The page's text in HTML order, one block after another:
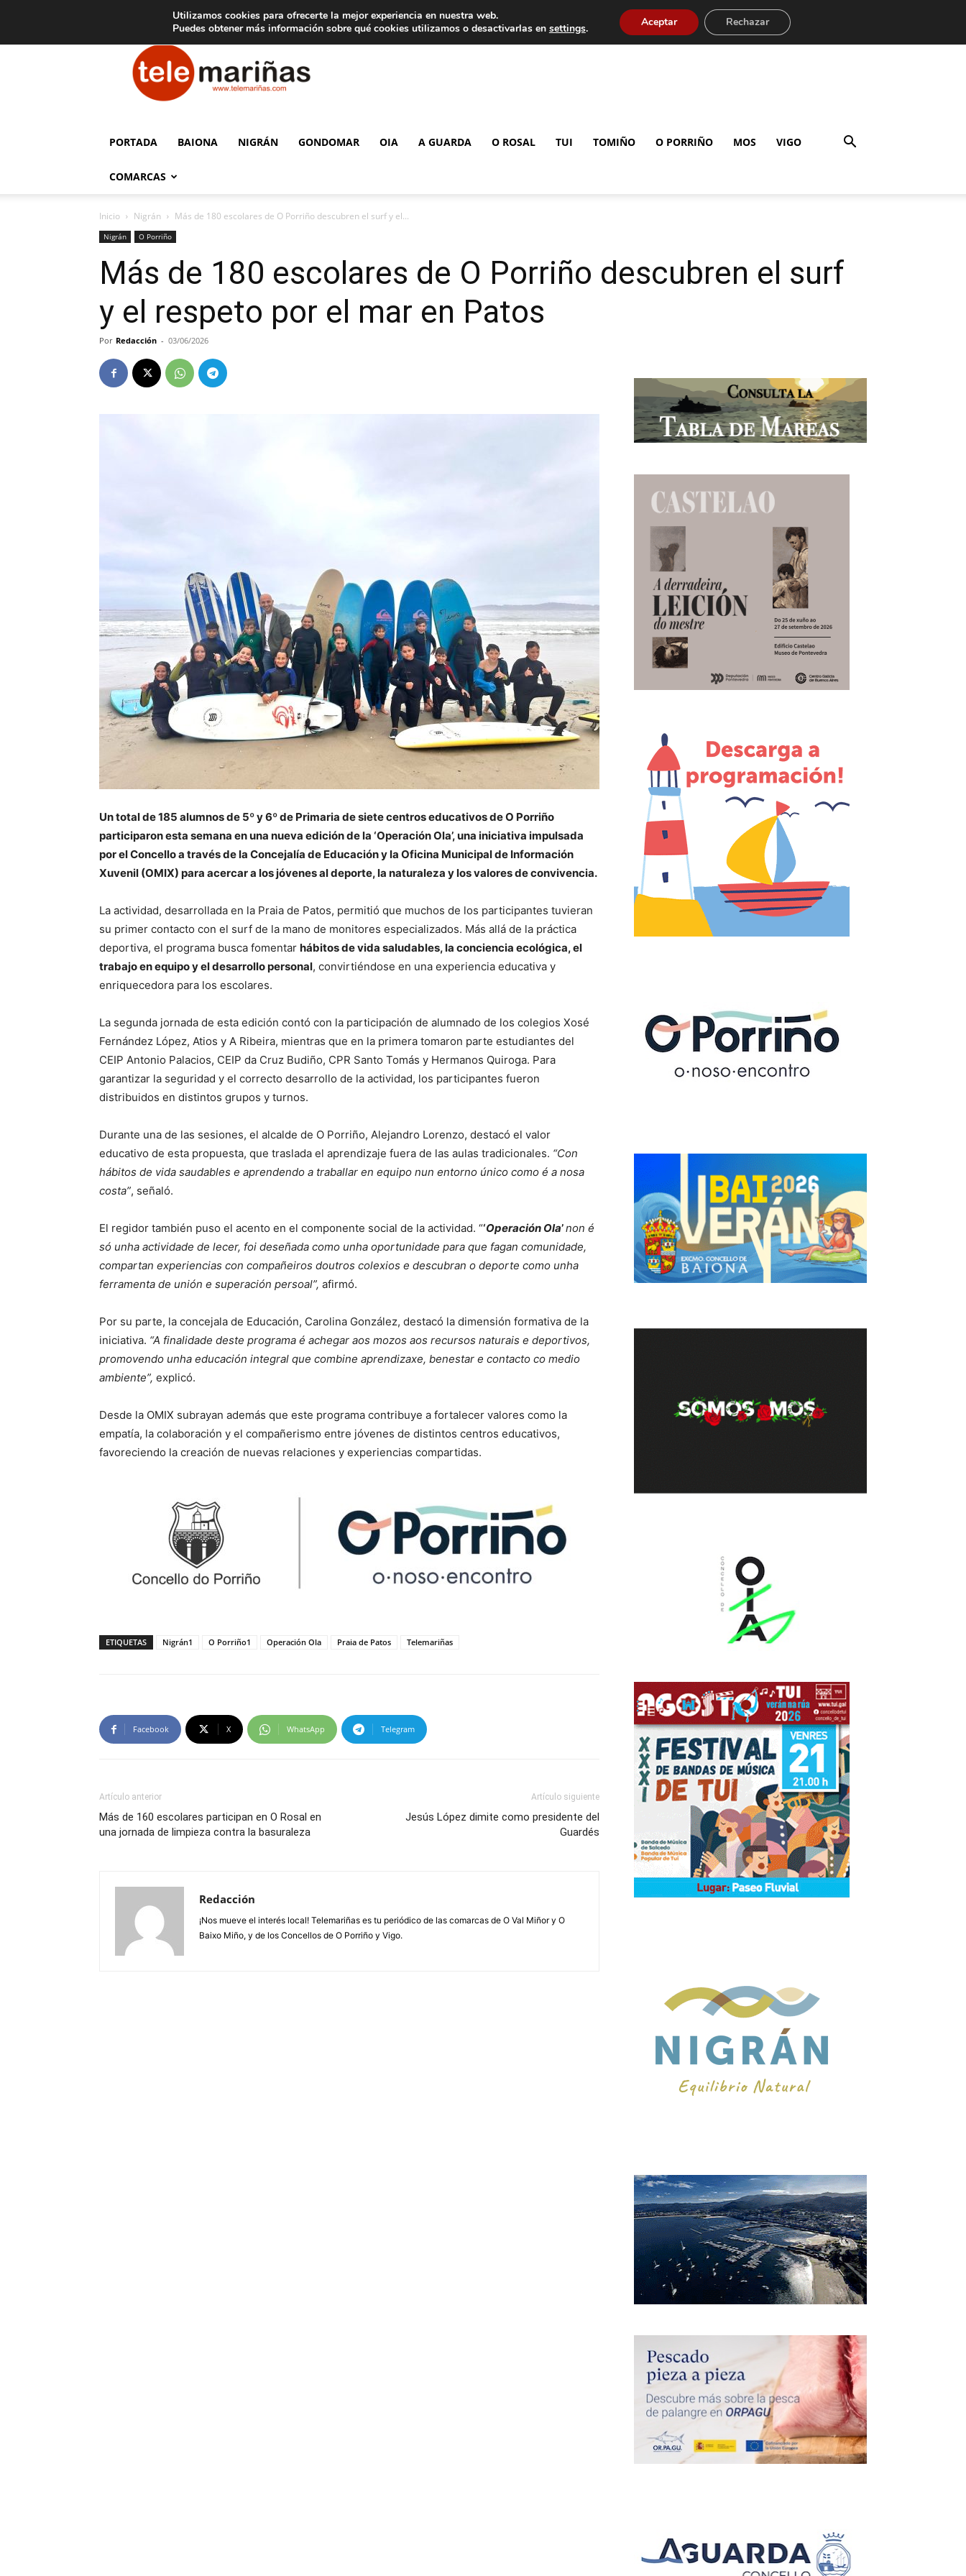
Aviso legal Tarifas de publicidad
Telemariñas
PORTADA BAIONA NIGRÁN GONDOMAR OIA A GUARDA O ROSAL TUI TOMIÑO O PORRIÑO MOS VIGO
COMARCAS
Inicio Nigrán Más de 180 escolares de O Porriño descubren el surf y el...
Nigrán O Porriño
Más de 180 escolares de O Porriño descubren el surf
y el respeto por el mar en Patos
Por Redacción - 03/06/2026
Un total de 185 alumnos de 5º y 6º de Primaria de siete centros educativos de O Porriño
participaron esta semana en una nueva edición de la ‘Operación Ola’, una iniciativa impulsada
por el Concello a través de la Concejalía de Educación y la Oficina Municipal de Información
Xuvenil (OMIX) para acercar a los jóvenes al deporte, la naturaleza y los valores de convivencia.
La actividad, desarrollada en la Praia de Patos, permitió que muchos de los participantes tuvieran
su primer contacto con el surf de la mano de monitores especializados. Más allá de la práctica
deportiva, el programa busca fomentar hábitos de vida saludables, la conciencia ecológica, el
trabajo en equipo y el desarrollo personal, convirtiéndose en una experiencia educativa y
enriquecedora para los escolares.
La segunda jornada de esta edición contó con la participación de alumnado de los colegios Xosé
Fernández López, Atios y A Ribeira, mientras que en la primera tomaron parte estudiantes del
CEIP Antonio Palacios, CEIP da Cruz Budiño, CPR Santo Tomás y Hermanos Quiroga. Para
garantizar la seguridad y el correcto desarrollo de la actividad, los participantes fueron
distribuidos en distintos grupos y turnos.
Durante una de las sesiones, el alcalde de O Porriño, Alejandro Lorenzo, destacó el valor
educativo de esta propuesta, que traslada el aprendizaje fuera de las aulas tradicionales. “Con
hábitos de vida saudables e aprendendo a traballar en equipo nun entorno único como é a nosa
costa”, señaló.
El regidor también puso el acento en el componente social de la actividad. “‘Operación Ola’non é
só unha actividade de lecer, foi deseñada como unha oportunidade para que fagan comunidade,
compartan experiencias con compañeiros doutros colexios e descubran o deporte como unha
ferramenta de unión e superación persoal”, afirmó.
Por su parte, la concejala de Educación, Carolina González, destacó la dimensión formativa de la
iniciativa. “A finalidade deste programa é achegar aos mozos aos recursos naturais e deportivos,
promovendo unha educación integral que combine aprendizaxe, benestar e contacto co medio
ambiente”, explicó.
Desde la OMIX subrayan además que este programa contribuye a fortalecer valores como la
empatía, la colaboración y el compañerismo entre jóvenes de distintos centros educativos,
favoreciendo la creación de nuevas relaciones y experiencias compartidas.
ETIQUETAS Nigrán1 O Porriño1 Operación Ola Praia de Patos Telemariñas
Facebook X WhatsApp Telegram
Artículo anterior
Más de 160 escolares participan en O Rosal en
una jornada de limpieza contra la basuraleza
Artículo siguiente
Jesús López dimite como presidente del
Guardés
Redacción
¡Nos mueve el interés local! Telemariñas es tu periódico de las comarcas de O Val Miñor y O
Baixo Miño, y de los Concellos de O Porriño y Vigo.
Utilizamos cookies para ofrecerte la mejor experiencia en nuestra web.
Puedes obtener más información sobre qué cookies utilizamos o desactivarlas en settings. Aceptar Rechazar